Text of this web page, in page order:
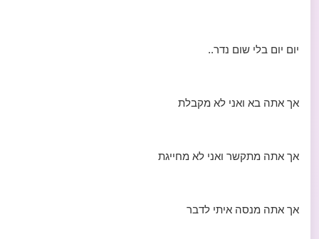
יום יום בלי שום נדר..
אך אתה בא ואני לא מקבלת
אך אתה מתקשר ואני לא מחייגת
אך אתה מנסה איתי לדבר